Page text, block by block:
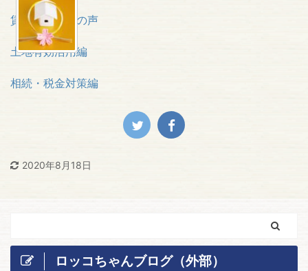
賃貸オーナーの声
土地有効活用編
相続・税金対策編
2020年8月18日
ロッコちゃんブログ（外部）